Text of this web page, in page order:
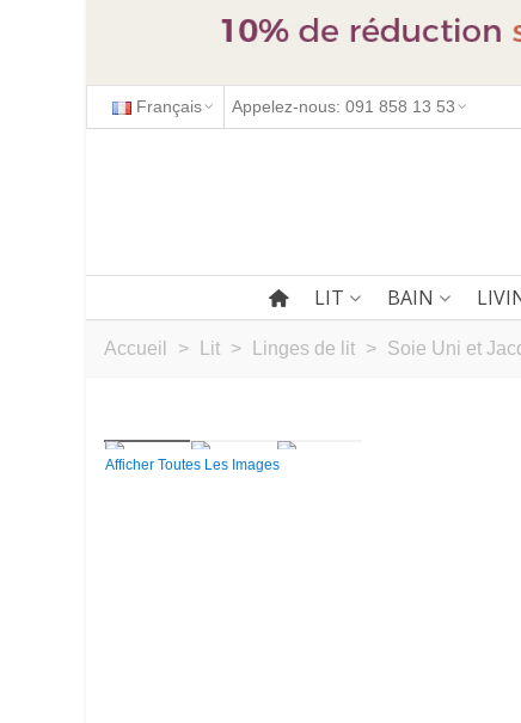
Français Appelez-nous: 091 858 13 53
LIT BAIN
Accueil > Lit > Linges de lit > Soie Uni et
Afficher Toutes Les Images